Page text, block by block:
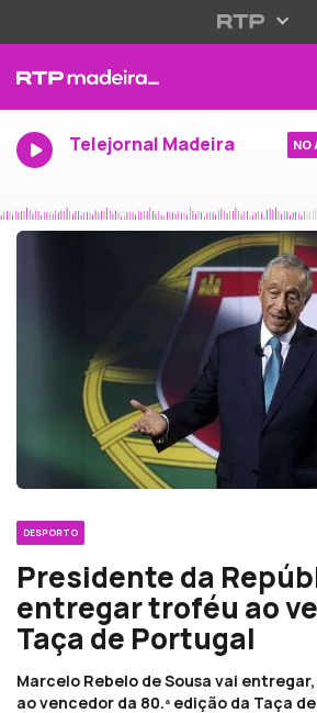
Telejornal Madeira NO
DESPORTO
Presidente da
entregar troféu ao
Taça de Portugal
Marcelo Rebelo de Sousa vai
ao vencedor da 80.ª edição da Taça